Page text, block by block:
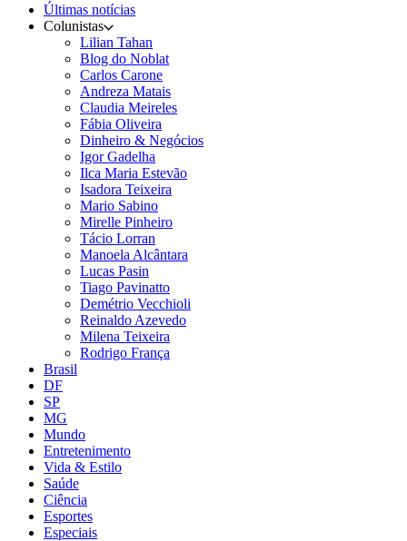
Últimas notícias
Colunistas
Lilian Tahan
Blog do Noblat
Carlos Carone
Andreza Matais
Claudia Meireles
Fábia Oliveira
Dinheiro & Negócios
Igor Gadelha
Ilca Maria Estevão
Isadora Teixeira
Mario Sabino
Mirelle Pinheiro
Tácio Lorran
Manoela Alcântara
Lucas Pasin
Tiago Pavinatto
Demétrio Vecchioli
Reinaldo Azevedo
Milena Teixeira
Rodrigo França
Brasil
DF
SP
MG
Mundo
Entretenimento
Vida & Estilo
Saúde
Ciência
Esportes
Especiais